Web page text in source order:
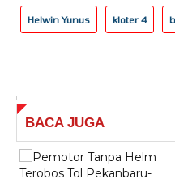
Helwin Yunus kloter 4
BACA JUGA